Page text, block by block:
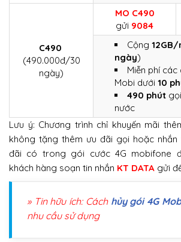
C490
(490.000đ/30
ngày)
MO C490
gửi 9084
Cộng
ngày)
Miễn phí
Mobi dưới 10
490 phút
nước
Lưu ý: Chương trình chỉ khuyến mãi
không tặng thêm ưu đãi gọi hoặc
đãi có trong gói cước 4G mobifone
khách hàng soạn tin nhắn KT DATA gửi
» Tin hữu ích: Cách hủy gói 4G
nhu cầu sử dụng